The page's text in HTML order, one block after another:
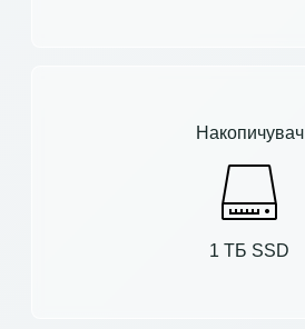
Накопичувач
1 ТБ SSD